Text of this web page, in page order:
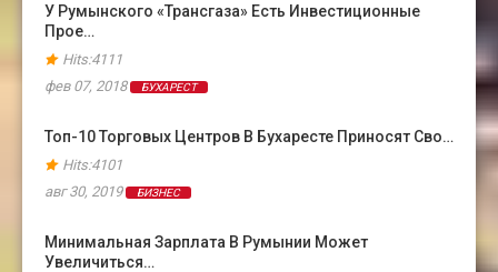
У Румынского «Трансгаза» Есть Инвестиционные
Прое…
Hits:4111
фев 07, 2018
БУХАРЕСТ
Топ-10 Торговых Центров В Бухаресте Приносят Сво…
Hits:4101
авг 30, 2019
БИЗНЕС
Минимальная Зарплата В Румынии Может
Увеличиться…